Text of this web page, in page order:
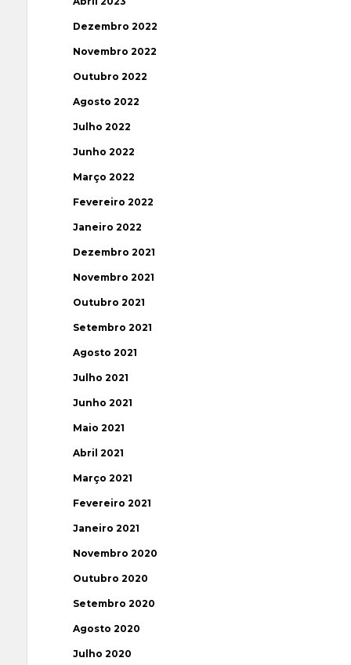
Dezembro 2022
Novembro 2022
Outubro 2022
Agosto 2022
Julho 2022
Junho 2022
Março 2022
Fevereiro 2022
Janeiro 2022
Dezembro 2021
Novembro 2021
Outubro 2021
Setembro 2021
Agosto 2021
Julho 2021
Junho 2021
Maio 2021
Abril 2021
Março 2021
Fevereiro 2021
Janeiro 2021
Novembro 2020
Outubro 2020
Setembro 2020
Agosto 2020
Julho 2020